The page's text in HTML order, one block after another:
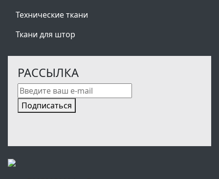
Технические ткани
Ткани для штор
РАССЫЛКА
Подписаться